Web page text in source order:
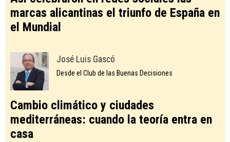
marcas alicantinas el triunfo de España en
el Mundial
José Luis Gascó
Desde el Club de las Buenas Decisiones
Cambio climático y ciudades
mediterráneas: cuando la teoría entra en
casa